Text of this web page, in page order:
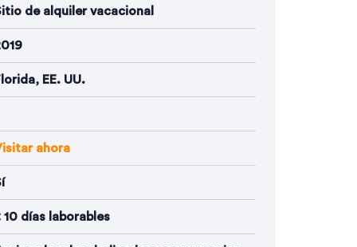
de alquiler vacacional
EE. UU.
ahora
10 días laborables